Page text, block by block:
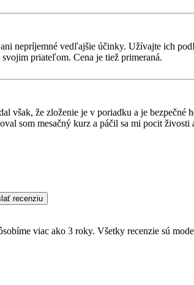
nepríjemné vedľajšie účinky. Užívajte ich
priateľom. Cena je tiež primeraná.
však, že zloženie je v poriadku a je
som mesačný kurz a páčil sa mi pocit
recenziu
viac ako 3 roky. Všetky recenzie sú